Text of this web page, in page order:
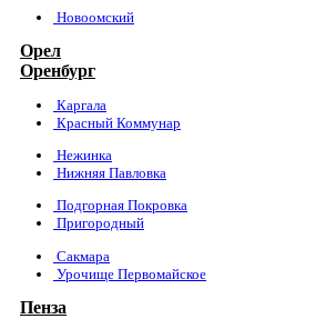
Новоомский
Орел
Оренбург
Каргала
Красный Коммунар
Нежинка
Нижняя Павловка
Подгорная Покровка
Пригородный
Сакмара
Урочище Первомайское
Пенза